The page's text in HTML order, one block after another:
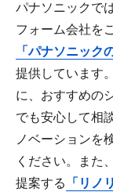
パナソニックで
フォーム会社を
「パナソニック
提供しています
に、おすすめの
でも安心して相
ノベーションを
ください。また
提案する
「リノ